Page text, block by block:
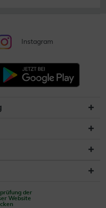
Instagram
der
Website